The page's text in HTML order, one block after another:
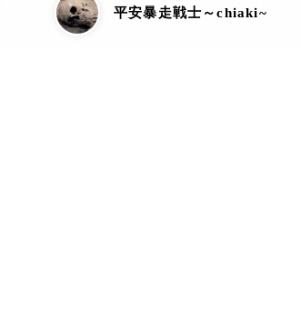
平安暴走戦士～chiaki~